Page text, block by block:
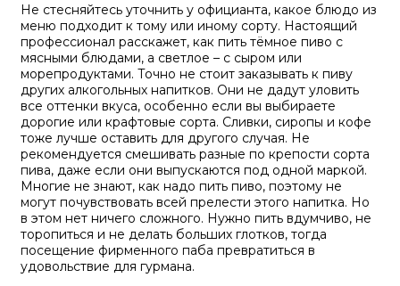
Не стесняйтесь уточнить у официанта, какое блюдо из
меню подходит к тому или иному сорту. Настоящий
профессионал расскажет, как пить тёмное пиво с
мясными блюдами, а светлое – с сыром или
морепродуктами. Точно не стоит заказывать к пиву
других алкогольных напитков. Они не дадут уловить
все оттенки вкуса, особенно если вы выбираете
дорогие или крафтовые сорта. Сливки, сиропы и кофе
тоже лучше оставить для другого случая. Не
рекомендуется смешивать разные по крепости сорта
пива, даже если они выпускаются под одной маркой.
Многие не знают, как надо пить пиво, поэтому не
могут почувствовать всей прелести этого напитка. Но
в этом нет ничего сложного. Нужно пить вдумчиво, не
торопиться и не делать больших глотков, тогда
посещение фирменного паба превратиться в
удовольствие для гурмана.